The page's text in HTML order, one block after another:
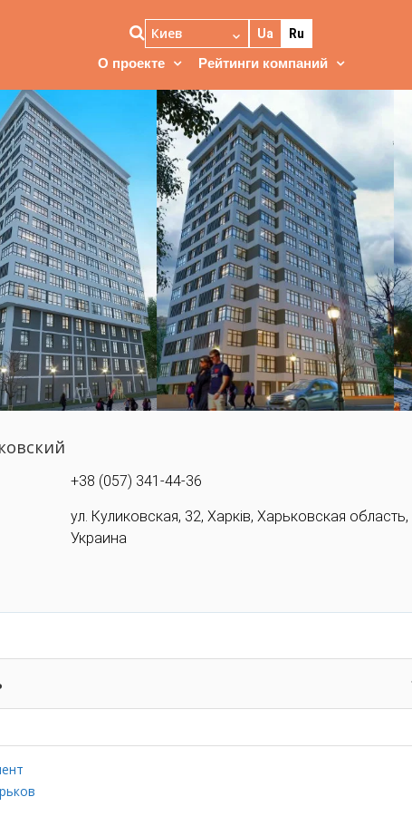
Киев Ua Ru
О проекте Рейтинги компаний
+38 (057) 341-44-36
ул. Куликовская, 32, Харків, Харьковская область,
Украина